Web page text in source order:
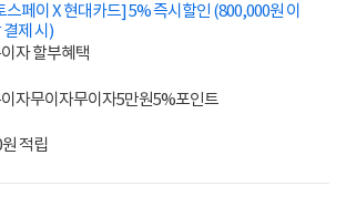
스페이 X 현대카드] 5% 즉시할인 (800,000원 이
결제 시)
자 할부혜택
자무이자무이자5만원5%포인트
적립